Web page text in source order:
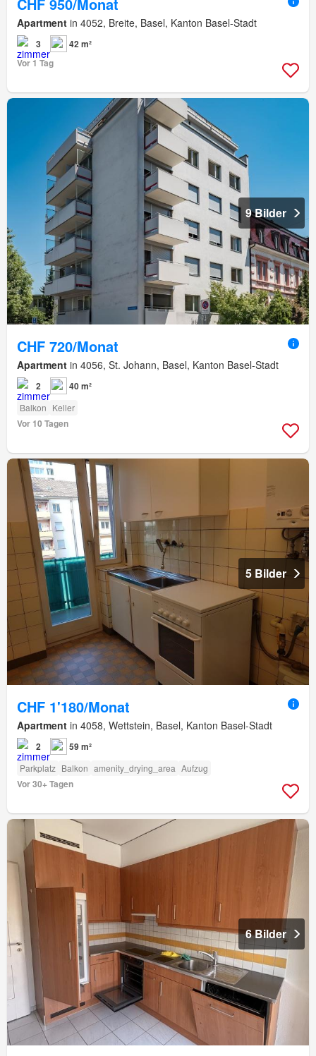
CHF 950/Monat
Apartment in 4052, Breite, Basel, Kanton Basel-Stadt
3
42 m²
Vor 1 Tag
9 Bilder
CHF 720/Monat
Apartment in 4056, St. Johann, Basel, Kanton Basel-Stadt
2 40 m²
Balkon Keller
Vor 10 Tagen
5 Bilder
CHF 1'180/Monat
Apartment in 4058, Wettstein, Basel, Kanton Basel-Stadt
2 59 m²
Parkplatz Balkon amenity_drying_area Aufzug
Vor 30+ Tagen
6 Bilder